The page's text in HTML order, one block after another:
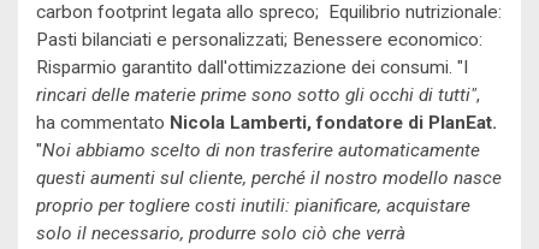
carbon footprint legata allo spreco; Equilibrio nutrizionale:
Pasti bilanciati e personalizzati; Benessere economico:
Risparmio garantito dall'ottimizzazione dei consumi. "I
rincari delle materie prime sono sotto gli occhi di tutti",
ha commentato Nicola Lamberti, fondatore di PlanEat.
"Noi abbiamo scelto di non trasferire automaticamente
questi aumenti sul cliente, perché il nostro modello nasce
proprio per togliere costi inutili: pianificare, acquistare
solo il necessario, produrre solo ciò che verrà